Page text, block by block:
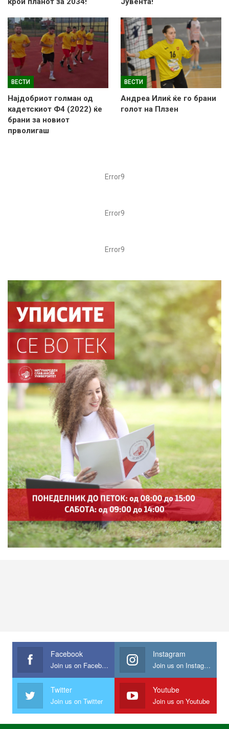
ВЕСТИ
Најдобриот голман од
кадетскиот Ф4 (2022) ќе
брани за новиот
прволигаш
ВЕСТИ
Андреа Илиќ ќе го брани
голот на Плзен
Error9
Error9
Error9
Facebook
Join us on Facebook
Instagram
Join us on Instagram
Twitter
Join us on Twitter
Youtube
Join us on Youtube